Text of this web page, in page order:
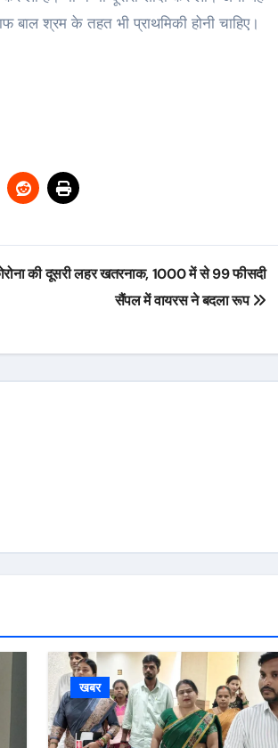
श्रम के तहत भी प्राथमिकी होनी चाहिए।
की दूसरी लहर खतरनाक, 1000 में से 99 फीसदी
सैंपल में वायरस ने बदला रूप
खबर